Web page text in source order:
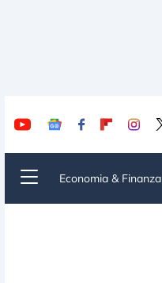
Economia & Finanza